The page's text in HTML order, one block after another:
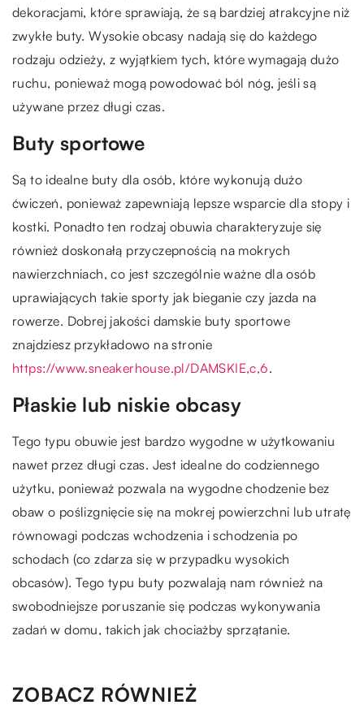
dekoracjami, które sprawiają, że są bardziej atrakcyjne niż
zwykłe buty. Wysokie obcasy nadają się do każdego
rodzaju odzieży, z wyjątkiem tych, które wymagają dużo
ruchu, ponieważ mogą powodować ból nóg, jeśli są
używane przez długi czas.
Buty sportowe
Są to idealne buty dla osób, które wykonują dużo
ćwiczeń, ponieważ zapewniają lepsze wsparcie dla stopy i
kostki. Ponadto ten rodzaj obuwia charakteryzuje się
również doskonałą przyczepnością na mokrych
nawierzchniach, co jest szczególnie ważne dla osób
uprawiających takie sporty jak bieganie czy jazda na
rowerze. Dobrej jakości damskie buty sportowe
znajdziesz przykładowo na stronie
https://www.sneakerhouse.pl/DAMSKIE,c,6.
Płaskie lub niskie obcasy
Tego typu obuwie jest bardzo wygodne w użytkowaniu
nawet przez długi czas. Jest idealne do codziennego
użytku, ponieważ pozwala na wygodne chodzenie bez
obaw o poślizgnięcie się na mokrej powierzchni lub utratę
równowagi podczas wchodzenia i schodzenia po
schodach (co zdarza się w przypadku wysokich
obcasów). Tego typu buty pozwalają nam również na
swobodniejsze poruszanie się podczas wykonywania
zadań w domu, takich jak chociażby sprzątanie.
ZOBACZ RÓWNIEŻ